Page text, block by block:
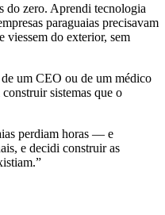
do zero. Aprendi tecnologia
paraguaias precisavam
do exterior, sem
um CEO ou de um médico
sistemas que o
perdiam horas — e
e decidi construir as